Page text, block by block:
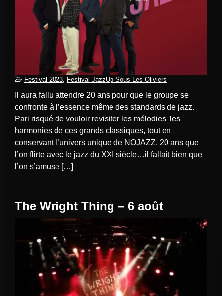
Festival 2023, Festival JazzUp Sous Les Oliviers
confronte à l’essence même des standards de jazz.
Pari risqué de vouloir revisiter les mélodies, les
harmonies de ces grands classiques, tout en
conservant l’univers unique de NOJAZZ. 20 ans que
l’on flirte avec le jazz du XXI siècle…il fallait bien que
l’on s’amuse […]
The Wright Thing – 6 août